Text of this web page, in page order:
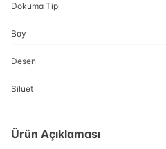
Dokuma Tipi
Boy
Desen
Siluet
Ürün Açıklaması